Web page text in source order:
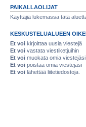
PAIKALLAOLIJAT
Käyttäjiä lukemassa tätä
KESKUSTELUALUEEN
Et voi kirjoittaa uusia viestejä
Et voi vastata viestiketjuihin
Et voi muokata omia viestejäsi
Et voi poistaa omia viestejäsi
Et voi lähettää liitetiedostoja.